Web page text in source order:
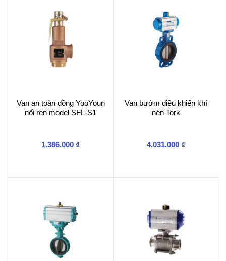
Van an toàn đồng YooYoun
nối ren model SFL-S1
1.386.000 ₫
Van bướm điều khiển khí
nén Tork
4.031.000 ₫